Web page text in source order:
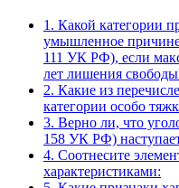
1. Какой категории
умышленное
111 УК РФ), если
лет лишения
2. Какие из
категории особо
3. Верно ли, что
158 УК РФ)
4. Соотнесите
характеристиками: